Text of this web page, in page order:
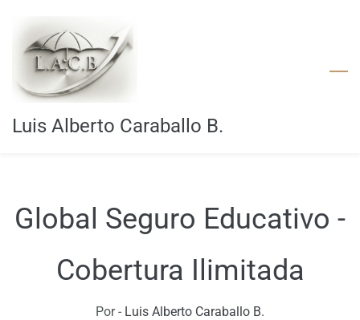
main
content
Luis Alberto Caraballo B.
Global Seguro Educativo -
Cobertura Ilimitada
Por - Luis Alberto Caraballo B.